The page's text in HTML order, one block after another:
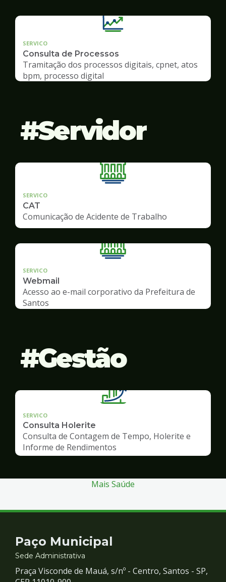
SERVICO
Consulta de Processos
Tramitação dos processos digitais, cpnet, atos
bpm, processo digital
Servidor
SERVICO
CAT
Comunicação de Acidente de Trabalho
SERVICO
Webmail
Acesso ao e-mail corporativo da Prefeitura de
Santos
Gestão
SERVICO
Consulta Holerite
Consulta de Contagem de Tempo, Holerite e
Informe de Rendimentos
Mais Saúde
Contato
e
Paço Municipal
Sede Administrativa
Praça Visconde de Mauá, s/nº - Centro, Santos - SP,